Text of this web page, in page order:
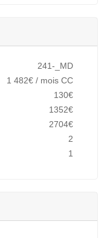
241-_MD
1 482€ / mois CC
130€
1352€
2704€
2
1